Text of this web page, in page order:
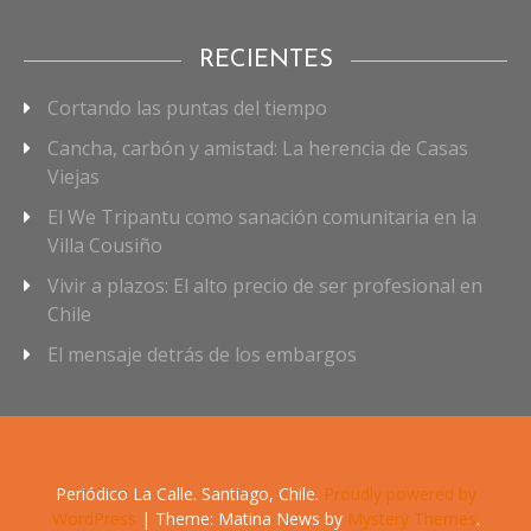
RECIENTES
Cortando las puntas del tiempo
Cancha, carbón y amistad: La herencia de Casas
Viejas
El We Tripantu como sanación comunitaria en la
Villa Cousiño
Vivir a plazos: El alto precio de ser profesional en
Chile
El mensaje detrás de los embargos
Periódico La Calle. Santiago, Chile. Proudly powered by
WordPress | Theme: Matina News by Mystery Themes.